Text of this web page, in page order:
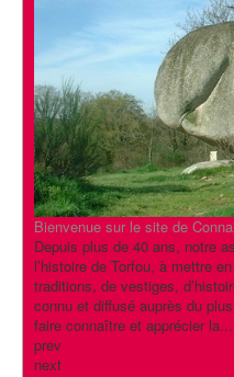
Bienvenue sur le site de
Depuis plus de 40 ans, notre
l’histoire de Torfou, à mettre
traditions, de vestiges,
connu et diffusé auprès du
faire connaître et apprécier la...
prev
next